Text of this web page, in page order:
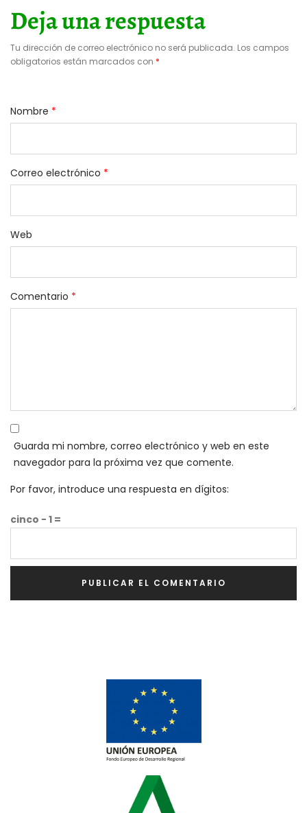
Deja una respuesta
Tu dirección de correo electrónico no será publicada. Los campos
obligatorios están marcados con *
Nombre *
Correo electrónico *
Web
Comentario *
Guarda mi nombre, correo electrónico y web en este
navegador para la próxima vez que comente.
Por favor, introduce una respuesta en dígitos:
cinco − 1 =